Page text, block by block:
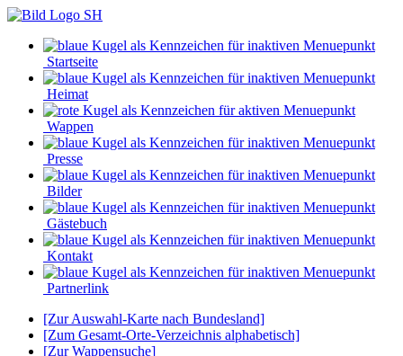
Startseite
Heimat
Wappen
Presse
Bilder
Gästebuch
Kontakt
Partnerlink
[Zur Auswahl-Karte nach Bundesland]
[Zum Gesamt-Orte-Verzeichnis alphabetisch]
[Zur Wappensuche]